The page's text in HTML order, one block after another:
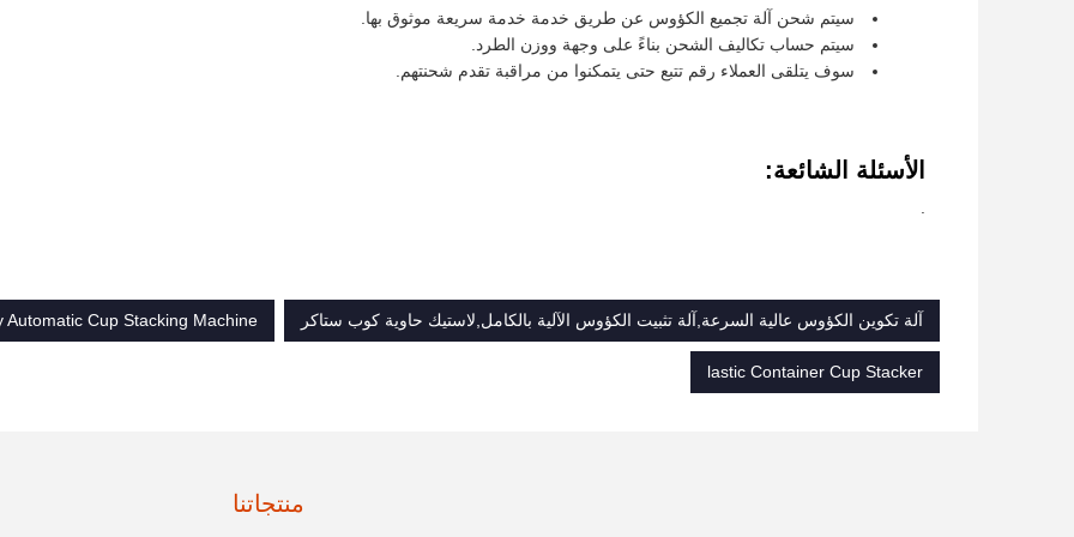
سيتم شحن آلة تجميع الكؤوس عن طريق خدمة خدمة سريعة موثوق بها.
سيتم حساب تكاليف الشحن بناءً على وجهة ووزن الطرد.
سوف يتلقى العملاء رقم تتبع حتى يتمكنوا من مراقبة تقدم شحنتهم.
الأسئلة الشائعة:
آلة تكوين الكؤوس عالية السرعة,آلة تثبيت الكؤوس الآلية بالكامل,لاستيك حاوية كوب ستاكر
Automatic Cup Stacking Machine
lastic Container Cup Stacker
منتجاتنا